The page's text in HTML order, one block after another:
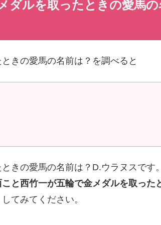
ダルを取ったときの愛馬の
きの愛馬の名前は？を調べると
きの愛馬の名前は？D.ウラヌスです
と西竹一が五輪で金メダルを取った
てみてください。